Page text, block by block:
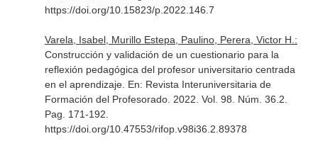
https://doi.org/10.15823/p.2022.146.7
Varela, Isabel, Murillo Estepa, Paulino, Perera, Victor H.:
Construcción y validación de un cuestionario para la
reflexión pedagógica del profesor universitario centrada
en el aprendizaje. En: Revista Interuniversitaria de
Formación del Profesorado. 2022. Vol. 98. Núm. 36.2.
Pag. 171-192.
https://doi.org/10.47553/rifop.v98i36.2.89378